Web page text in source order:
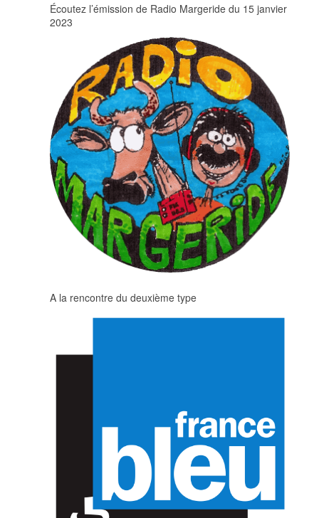
Écoutez l’émission de Radio Margeride du 15 janvier
2023
A la rencontre du deuxième type